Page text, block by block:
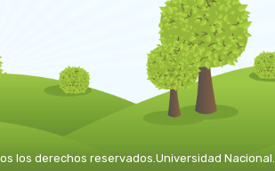
los derechos reservados.Universidad Nacional.